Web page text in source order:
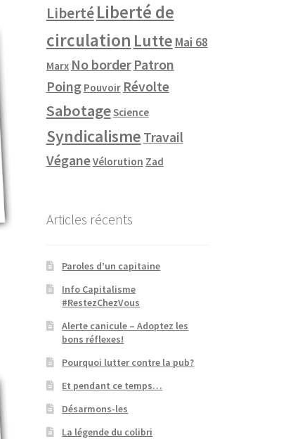
LibertéLiberté de
circulation Lutte Mai 68
Marx No border Patron
Poing Pouvoir Révolte
SabotageScience
Syndicalisme Travail
VéganeVélorution Zad
Articles récents
Paroles d’un capitaine
Info Capitalisme
#RestezChezVous
Alerte canicule – Adoptez les
bons réflexes!
Pourquoi lutter contre la pub?
Et pendant ce temps…
Désarmons-les
La légende du colibri